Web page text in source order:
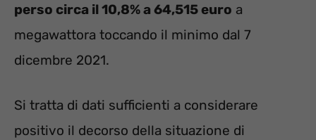
perso circa il 10,8% a 64,515 euro a
megawattora toccando il minimo dal 7
dicembre 2021.
Si tratta di dati sufficienti a considerare
positivo il decorso della situazione di